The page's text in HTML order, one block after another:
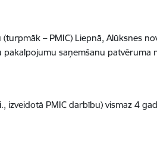
– PMIC) Liepnā, Alūksnes
saņemšanu patvēruma
izveidotā PMIC darbību) vismaz 4